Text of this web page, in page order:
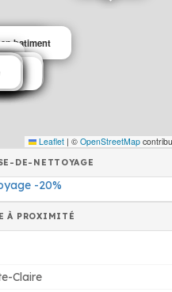
batiment
Leaflet | © OpenStreetMap
DE-NETTOYAGE
-20%
À PROXIMITÉ
Claire